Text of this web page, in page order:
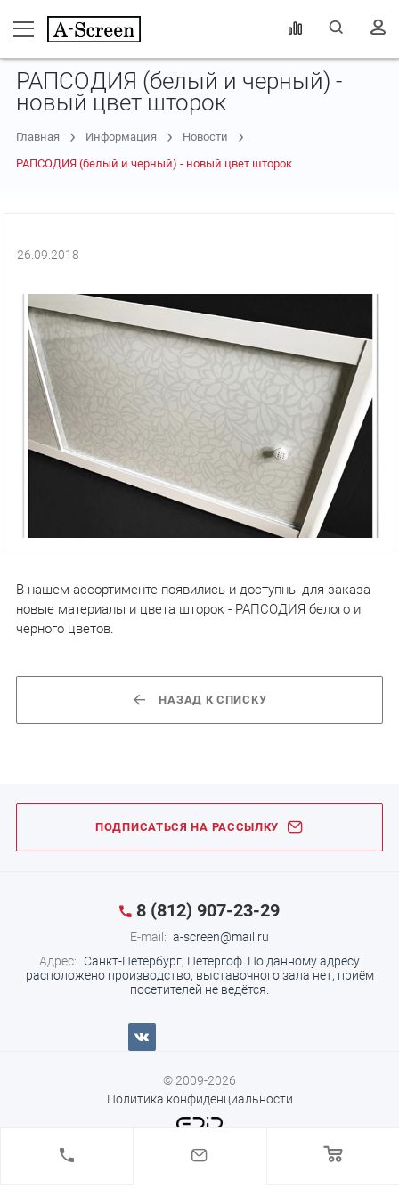
РАПСОДИЯ (белый и черный) -
новый цвет шторок
Главная Информация
Новости
РАПСОДИЯ (белый и черный) - новый цвет шторок
26.09.2018
В нашем ассортименте появились и доступны для заказа
новые материалы и цвета шторок - РАПСОДИЯ белого и
черного цветов.
НАЗАД К СПИСКУ
ПОДПИСАТЬСЯ НА РАССЫЛКУ
8 (812) 907-23-29
E-mail: a-screen@mail.ru
Адрес:
Санкт-Петербург, Петергоф. По данному адресу
расположено производство, выставочного зала нет, приём
посетителей не ведётся.
© 2009-2026
Политика конфиденциальности